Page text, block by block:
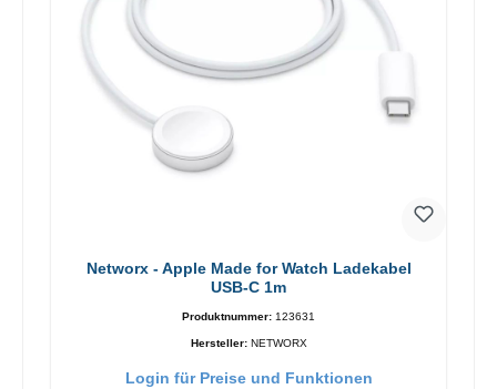
Networx - Apple Made for Watch Ladekabel
USB-C 1m
Produktnummer: 123631
Hersteller: NETWORX
Login für Preise und Funktionen